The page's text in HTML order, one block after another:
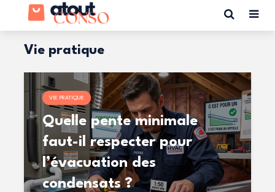
Vie pratique
VIE PRATIQUE
Quelle pente minimale
faut-il respecter pour
l’évacuation des
condensats ?